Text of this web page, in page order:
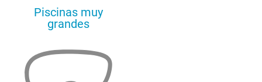
Piscinas muy
grandes